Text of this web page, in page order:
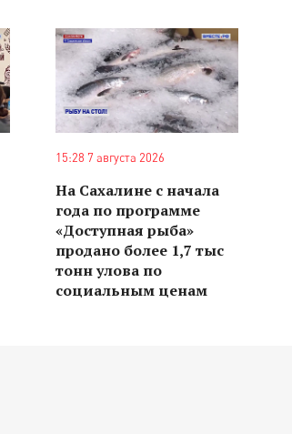
15:28 7 августа 2026
На Сахалине с начала
года по программе
«Доступная рыба»
продано более 1,7 тыс
тонн улова по
социальным ценам